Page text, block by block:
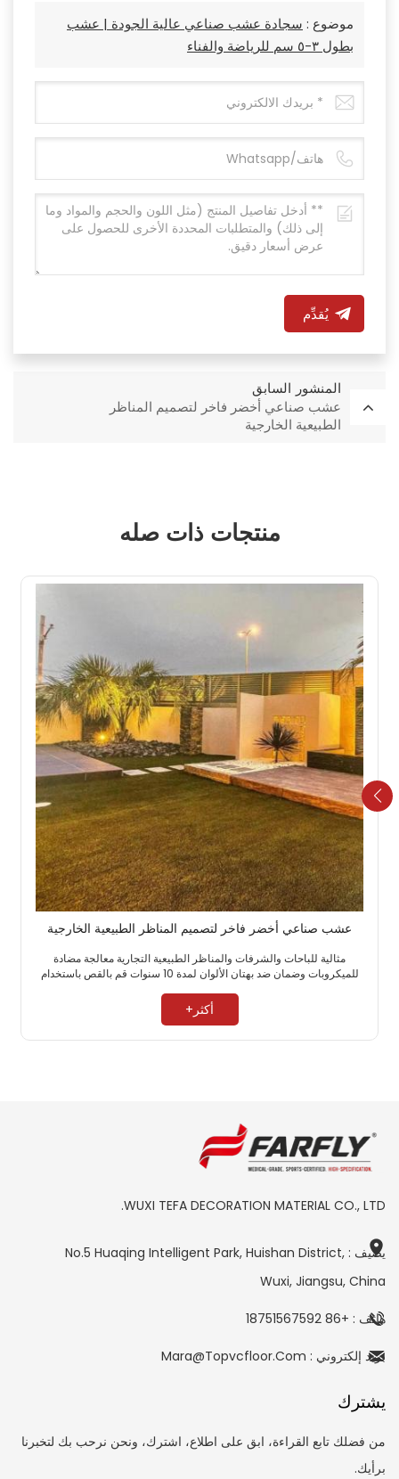
موضوع : سجادة عشب صناعي عالية الجودة | عشب
بطول ٣-٥ سم للرياضة والفناء
يُقدِّم
المنشور السابق
عشب صناعي أخضر فاخر لتصميم المناظر
الطبيعية الخارجية
منتجات ذات صله
عشب صناعي أخضر فاخر لتصميم المناظر الطبيعية الخارجية
مثالية للباحات والشرفات والمناظر الطبيعية التجارية معالجة مضادة
للميكروبات وضمان ضد بهتان الألوان لمدة 10 سنوات قم بالقص باستخدام
أكثر+
WUXI TEFA DECORATION MATERIAL CO., LTD.
يضيف : No.5 Huaqing Intelligent Park, Huishan District,
Wuxi, Jiangsu, China
هاتف : +86 18751567592
بريد إلكتروني : Mara@topvcfloor.com
يشترك
من فضلك تابع القراءة، ابق على اطلاع، اشترك، ونحن نرحب بك لتخبرنا
برأيك.